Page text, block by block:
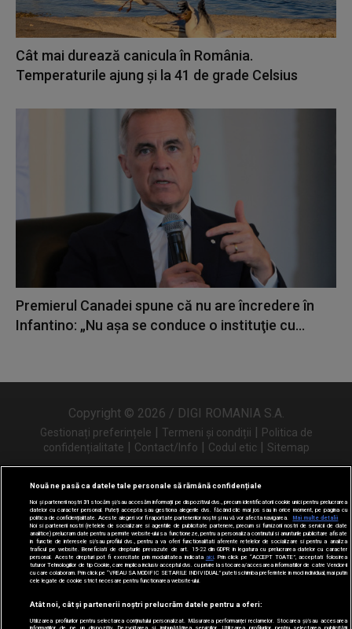
Cât mai durează canicula în România.
Temperaturile ajung și la 41 de grade Celsius
Premierul Canadei spune că nu are încredere în
Infantino: „Nu aşa se conduce o instituţie cu...
Copyright © 2026 / DIGI ROMANIA S.A.
Gestionați preferințele Termeni și condiții
Politica de
confidențialitate
Contact/Info Codul etic Sitemap
Urmărește-ne și pe
Nouă ne pasă ca datele tale personale să rămână confidențiale
Noi și partenerii noștri31 stocăm și/sau accesăm informații pe dispozitivul dvs., precum identificatorii cookie unici pentru prelucrarea
datelor cu caracter personal. Puteți accepta sau gestiona alegerile dvs. făcând clic mai jos sau în orice moment, pe pagina cu
politica de confidențialitate. Aceste alegeri vor fi raportate partenerilor noștri și nu vă vor afecta navigarea.
Mai multe detalii
Noi si partenerii nostri (retelele de socializare si agentiile de publicitate partenere, precum si furnizorii nostri de servicii de date
analitice) prelucram date pentru a permite website-ului sa functioneze, pentru a personaliza continutul si anunturile publicitare afisate
in functie de interesele si/sau profilul dvs., pentru a va oferi functionalitati aferente retelelor de socializare si pentru a analiza
traficul pe website. Beneficiati de drepturile prevazute de art. 15-22 din GDPR in legatura cu prelucrarea datelor cu caracter
personal. Aceste drepturi pot fi exercitate prin modalitatea indicata aici. Prin click pe “ACCEPT TOATE”, acceptati folosirea
tuturor Tehnologiilor de tip Cookie, care implica inclusiv acceptul dvs. cu privire la stocarea/accesarea informatiilor de catre Vendor-ii
cu care colaboram. Prin click pe “VREAU SA MODIFIC SETARILE INDIVIDUAL” puteti schimba preferintele in mod individual, mai putin
cele legate de cookie strict necesare pentru functionarea website-ului.
Atât noi, cât și partenerii noștri prelucrăm datele pentru a oferi:
Utilizarea profilurilor pentru selectarea conținutului personalizat. Măsurarea performanței reclamelor. Stocarea și/sau accesarea